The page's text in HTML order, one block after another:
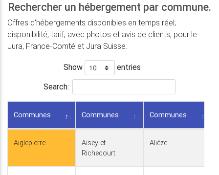
Rechercher un hébergement par commune.
Offres d'hébergements disponibles en temps réel;
disponibilité, tarif, avec photos et avis de clients, pour le
Jura, France-Comté et Jura Suisse.
Show entries
Search:
Communes Communes Communes
Aiglepierre
Aisey-et-
Richecourt
Alièze